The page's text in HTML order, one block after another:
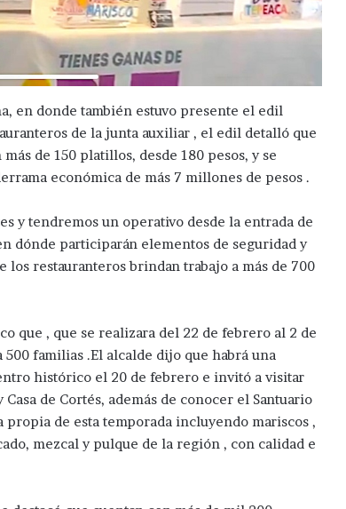
en donde también estuvo presente el edil
de la junta auxiliar , el edil detalló que
de 150 platillos, desde 180 pesos, y se
económica de más 7 millones de pesos .
y tendremos un operativo desde la entrada de
dónde participarán elementos de seguridad y
restauranteros brindan trabajo a más de 700
que , que se realizara del 22 de febrero al 2 de
familias .El alcalde dijo que habrá una
histórico el 20 de febrero e invitó a visitar
de Cortés, además de conocer el Santuario
de esta temporada incluyendo mariscos ,
mezcal y pulque de la región , con calidad e